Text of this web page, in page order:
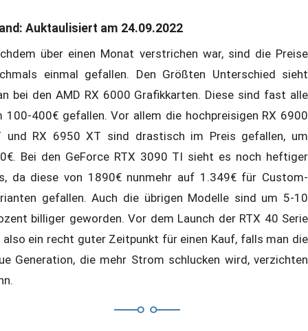
Auktaulisiert am 24.09.2022
über einen Monat verstrichen war, sind die Preise
einmal gefallen. Den Größten Unterschied sieht
bei den AMD RX 6000 Grafikkarten. Diese sind fast alle
100-400€ gefallen. Vor allem die hochpreisigen RX 6900
und RX 6950 XT sind drastisch im Preis gefallen, um
Bei den GeForce RTX 3090 TI sieht es noch heftiger
da diese von 1890€ nunmehr auf 1.349€ für Custom-
gefallen. Auch die übrigen Modelle sind um 5-10
billiger geworden. Vor dem Launch der RTX 40 Serie
ein recht guter Zeitpunkt für einen Kauf, falls man die
Generation, die mehr Strom schlucken wird, verzichten